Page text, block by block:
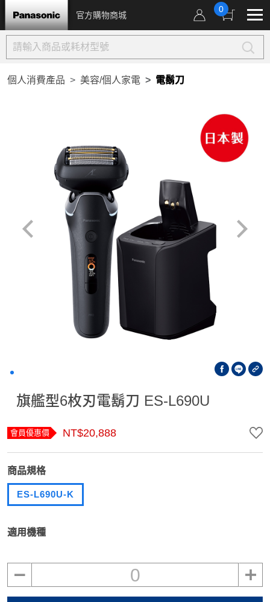
官方購物商城
0
個人消費產品 美容/個人家電 電鬍刀
旗艦型6枚刃電鬍刀 ES-L690U
會員優惠價 NT$20,888
商品規格
ES-L690U-K
適用機種
0